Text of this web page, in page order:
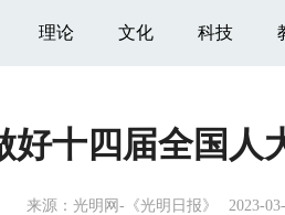
理论 文化 科技
好十四届全国人
来源： 光明网-《光明日报》 2023-